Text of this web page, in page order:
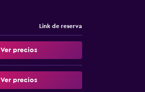
Link de reserva
Ver precios
Ver precios